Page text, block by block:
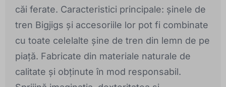
căi ferate. Caracteristici principale: șinele de
tren Bigjigs și accesoriile lor pot fi combinate
cu toate celelalte șine de tren din lemn de pe
piață. Fabricate din materiale naturale de
calitate și obținute în mod responsabil.